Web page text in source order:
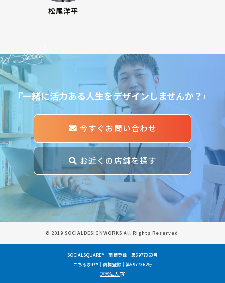
松尾洋平
Started
『一緒に活力ある人生をデザインしませんか？』
今すぐお問い合わせ
お近くの店舗を探す
© 2019 SOCIALDESIGNWORKS All Rights Reserved.
SOCIALSQUARE®｜商標登録｜第5977363号
ごちゃまぜ®｜商標登録｜第5977362号
運営法人